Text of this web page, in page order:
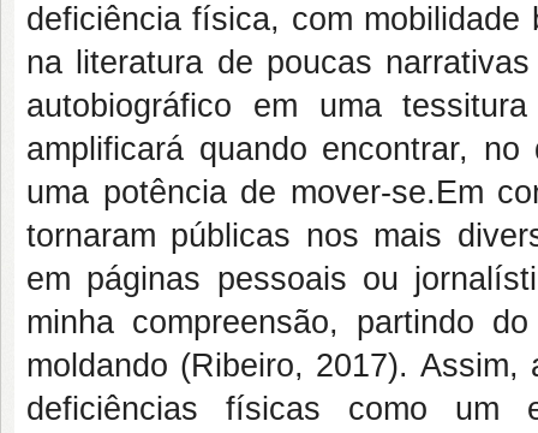
deficiência física, com
na literatura de poucas
autobiográfico em uma
amplificará quando encontrar,
uma potência de mover-se.Em
tornaram públicas nos mais
em páginas pessoais ou
minha compreensão, partindo
moldando (Ribeiro, 2017).
deficiências físicas como um